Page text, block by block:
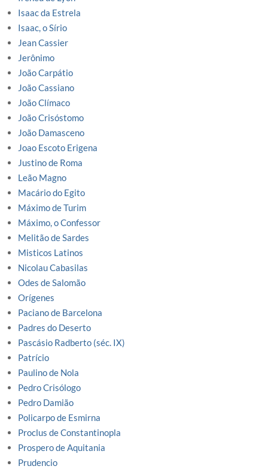
Isaac da Estrela
Isaac, o Sírio
Jean Cassier
Jerônimo
João Carpátio
João Cassiano
João Clímaco
João Crisóstomo
João Damasceno
Joao Escoto Erigena
Justino de Roma
Leão Magno
Macário do Egito
Máximo de Turim
Máximo, o Confessor
Melitão de Sardes
Misticos Latinos
Nicolau Cabasilas
Odes de Salomão
Orígenes
Paciano de Barcelona
Padres do Deserto
Pascásio Radberto (séc. IX)
Patrício
Paulino de Nola
Pedro Crisólogo
Pedro Damião
Policarpo de Esmirna
Proclus de Constantinopla
Prospero de Aquitania
Prudencio